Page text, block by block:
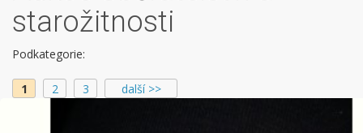
Věrnostní program
starožitnosti
Podkategorie:
1 2 3 další >>